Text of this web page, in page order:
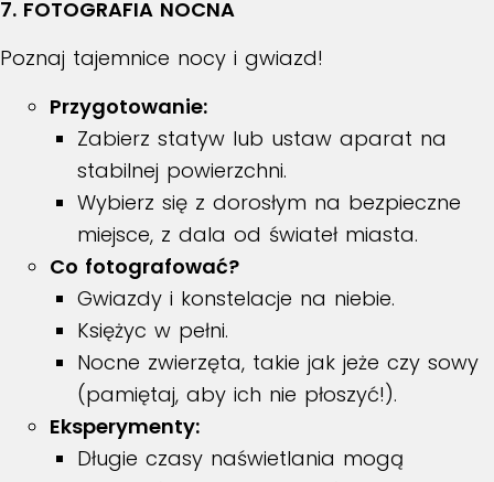
7. FOTOGRAFIA NOCNA
Poznaj tajemnice nocy i gwiazd!
Przygotowanie:
Zabierz statyw lub ustaw aparat na
stabilnej powierzchni.
Wybierz się z dorosłym na bezpieczne
miejsce, z dala od świateł miasta.
Co fotografować?
Gwiazdy i konstelacje na niebie.
Księżyc w pełni.
Nocne zwierzęta, takie jak jeże czy sowy
(pamiętaj, aby ich nie płoszyć!).
Eksperymenty:
Długie czasy naświetlania mogą